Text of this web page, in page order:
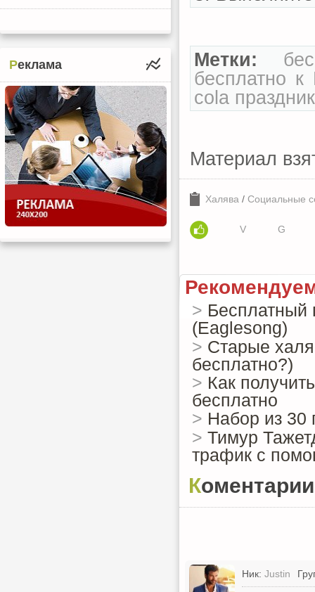
Реклама Метки:
бесплатно к
cola
Материал
Халява / Социальные
V G
> Бесплатный
(Eaglesong)
> Старые
бесплатно?)
> Как
бесплатно
> Набор из
> Тимур
трафик с
Коментарии
Ник: Justin